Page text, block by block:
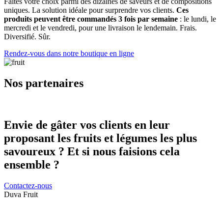
uniques. La solution idéale pour surprendre vos clients. Ces
produits peuvent être commandés 3 fois par semaine : le lundi, le
mercredi et le vendredi, pour une livraison le lendemain. Frais.
Diversifié. Sûr.
Rendez-vous dans notre boutique en ligne
Nos partenaires
Envie de gâter vos clients en leur
proposant les fruits et légumes les plus
savoureux ? Et si nous faisions cela
ensemble ?
Contactez-nous
Duva Fruit